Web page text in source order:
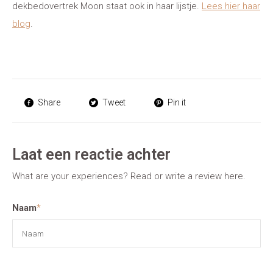
dekbedovertrek Moon staat ook in haar lijstje. Lees hier haar
blog.
Share Tweet Pin it
Laat een reactie achter
What are your experiences? Read or write a review here.
Naam*